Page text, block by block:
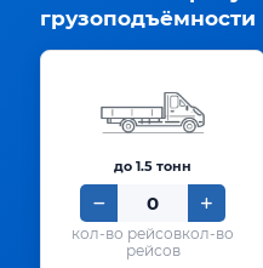
грузоподъёмности
до 1.5 тонн
кол-во
рейсов